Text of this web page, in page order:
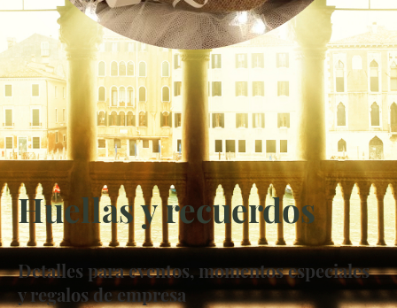
Huellas y recuerdos
Detalles para eventos, momentos especiales
y regalos de empresa